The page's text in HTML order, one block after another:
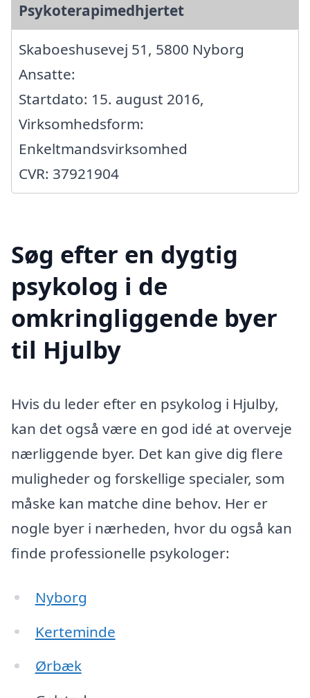
Psykoterapimedhjertet
Skaboeshusevej 51, 5800 Nyborg
Ansatte:
Startdato: 15. august 2016,
Virksomhedsform:
Enkeltmandsvirksomhed
CVR: 37921904
Søg efter en dygtig
psykolog i de
omkringliggende byer
til Hjulby
Hvis du leder efter en psykolog i Hjulby,
kan det også være en god idé at overveje
nærliggende byer. Det kan give dig flere
muligheder og forskellige specialer, som
måske kan matche dine behov. Her er
nogle byer i nærheden, hvor du også kan
finde professionelle psykologer:
Nyborg
Kerteminde
Ørbæk